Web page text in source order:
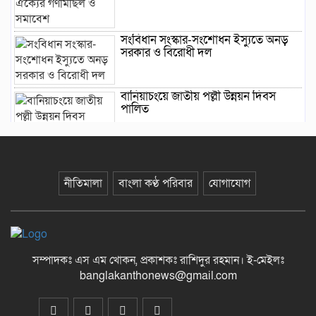
সংবিধান সংস্কার-সংশোধন ইস্যুতে অনড়
সরকার ও বিরোধী দল
বানিয়াচংয়ে জাতীয় পল্লী উন্নয়ন দিবস
পালিত
মাজারের দান ব্যবস্থাপনায় স্বচ্ছতা আনতে
বেনজীরকে দ্রুত দেশে ফেরানোর প্রক্রিয়া
রামিসা হত্যা : ডেথ রেফারেন্সসহ পূর্ণাঙ্গ
নীতিমালা বাংলা কণ্ঠ পরিবার যোগাযোগ
সম্পাদকঃ এস এম খোকন, প্রকাশকঃ রাশিদুর রহমান।ই-মেইলঃ
banglakanthonews@gmail.com